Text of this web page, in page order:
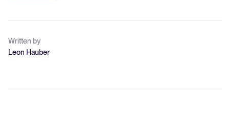
Written by
Leon Hauber